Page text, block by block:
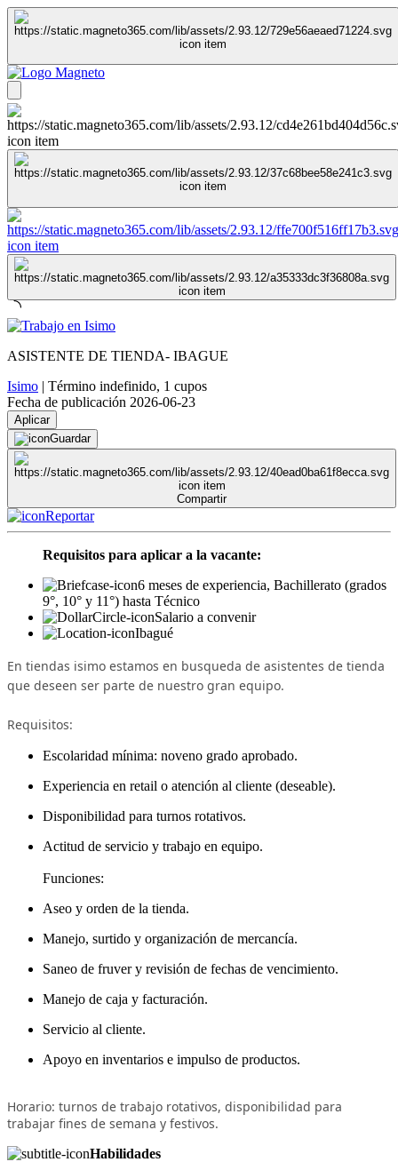
ASISTENTE DE TIENDA- IBAGUE
Isimo | Término indefinido, 1 cupos
Fecha de publicación 2026-06-23
Aplicar
Guardar
Compartir
Reportar
Requisitos para aplicar a la vacante:
6 meses de experiencia, Bachillerato (grados
9°, 10° y 11°) hasta Técnico
Salario a convenir
Ibagué
En tiendas isimo estamos en busqueda de asistentes de tienda
que deseen ser parte de nuestro gran equipo.
Requisitos:
Escolaridad mínima: noveno grado aprobado.
Experiencia en retail o atención al cliente (deseable).
Disponibilidad para turnos rotativos.
Actitud de servicio y trabajo en equipo.
Funciones:
Aseo y orden de la tienda.
Manejo, surtido y organización de mercancía.
Saneo de fruver y revisión de fechas de vencimiento.
Manejo de caja y facturación.
Servicio al cliente.
Apoyo en inventarios e impulso de productos.
Horario: turnos de trabajo rotativos, disponibilidad para
trabajar fines de semana y festivos.
Habilidades